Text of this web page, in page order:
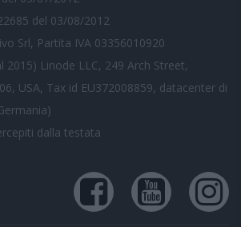
del 03/08/2012
Srl, Partita IVA 03356010920
2015) Linode LLC, 249 Arch Street,
USA, Tax id EU372008859, datacenter di
dalla testata